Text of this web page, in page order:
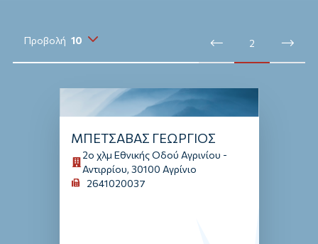
Σταθμοί Οδικής Βοήθειας
Ιατρικές Υπηρεσίες
Προβολή 10
2
ΜΠΕΤΣΑΒΑΣ ΓΕΩΡΓΙΟΣ
2ο χλμ Εθνικής Οδού Αγρινίου -
Αντιρρίου, 30100 Αγρίνιο
2641020037